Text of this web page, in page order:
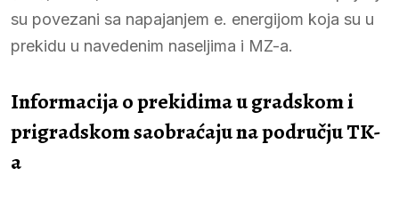
su povezani sa napajanjem e. energijom koja su u
prekidu u navedenim naseljima i MZ-a.
Informacija o prekidima u gradskom i
prigradskom saobraćaju na području TK-
a